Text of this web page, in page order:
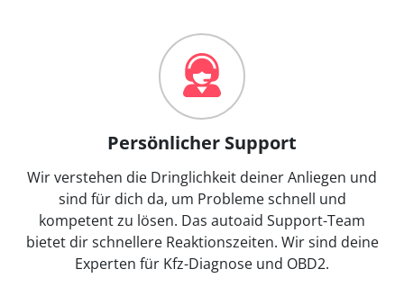
Persönlicher Support
Wir verstehen die Dringlichkeit deiner Anliegen und
sind für dich da, um Probleme schnell und
kompetent zu lösen. Das autoaid Support-Team
bietet dir schnellere Reaktionszeiten. Wir sind deine
Experten für Kfz-Diagnose und OBD2.